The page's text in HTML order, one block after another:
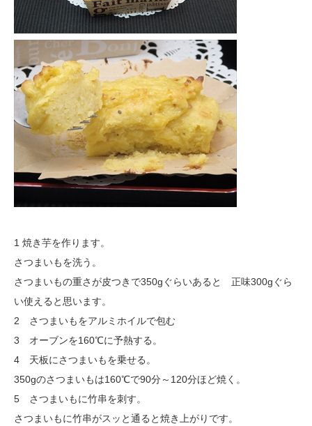
1 焼き芋を作ります。
さつまいもを洗う。
さつまいもの重さが皮つきで350gぐらいあると 正味300gぐら
い使えると思います。
2 さつまいもをアルミホイルで包む
3 オーブンを160℃に予熱する。
4 天板にさつまいもを乗せる。
350gのさつまいもは160℃で90分～120分ほど焼く。
5 さつまいもに竹串を刺す。
さつまいもに竹串がスッと通ると焼き上がりです。